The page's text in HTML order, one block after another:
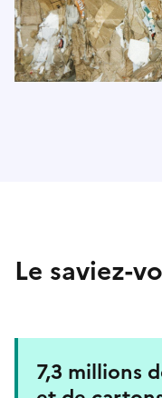
Le saviez-
7,3 millions